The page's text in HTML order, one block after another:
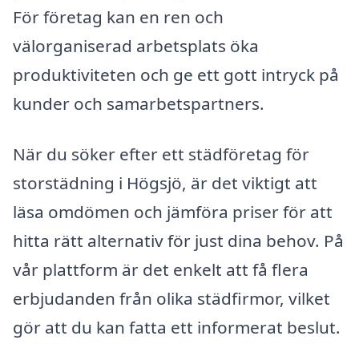
För företag kan en ren och
välorganiserad arbetsplats öka
produktiviteten och ge ett gott intryck på
kunder och samarbetspartners.
När du söker efter ett städföretag för
storstädning i Högsjö, är det viktigt att
läsa omdömen och jämföra priser för att
hitta rätt alternativ för just dina behov. På
vår plattform är det enkelt att få flera
erbjudanden från olika städfirmor, vilket
gör att du kan fatta ett informerat beslut.